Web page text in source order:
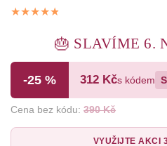
🎂 SLAVÍME 6.
-25 % 312 Kčs kódem
Cena bez kódu:390 Kč
VYUŽIJTE AKCI